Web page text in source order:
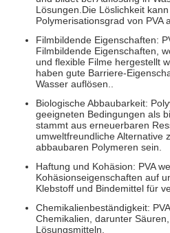
Lösungen.Die Löslichkeit
Polymerisationsgrad von PVA
Filmbildende Eigenschaften:
Filmbildende Eigenschaften,
und flexible Filme hergestellt
haben gute Barriere-
Wasser auflösen..
Biologische Abbaubarkeit:
geeigneten Bedingungen als
stammt aus erneuerbaren
umweltfreundliche Alternative
abbaubaren Polymeren sein.
Haftung und Kohäsion: PVA
Kohäsionseigenschaften auf
Klebstoff und Bindemittel für
Chemikalienbeständigkeit:
Chemikalien, darunter
Lösungsmitteln.